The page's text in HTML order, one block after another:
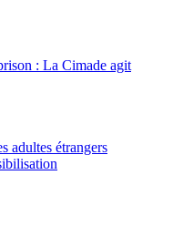
: La Cimade agit
adultes étrangers